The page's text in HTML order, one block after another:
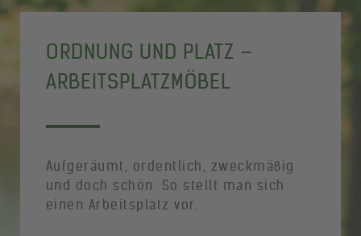
ORDNUNG UND PLATZ –
ARBEITSPLATZMÖBEL
Aufgeräumt, ordentlich, zweckmäßig
und doch schön. So stellt man sich
einen Arbeitsplatz vor.